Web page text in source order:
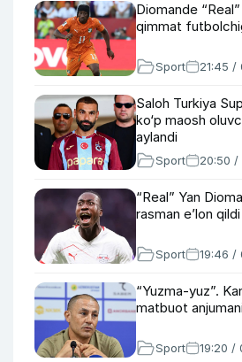
Diomande
qimmat
Sport 21:45 /
Saloh Turkiya
ko‘p maosh
aylandi
Sport 20:50 /
“Real” Yan
rasman e’lon qildi
Sport 19:46 /
“Yuzma-yuz”.
matbuot
Sport 19:20 /